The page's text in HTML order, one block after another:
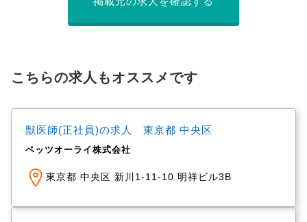
こちらの求人もオススメです
獣医師(正社員)の求人 東京都 中央区
ペッツオーライ株式会社
東京都 中央区 新川1-11-10 明祥ビル3B